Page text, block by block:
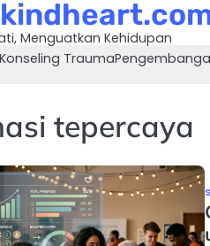
Menguatkan Kehidupan
Konseling Trauma
tepercaya